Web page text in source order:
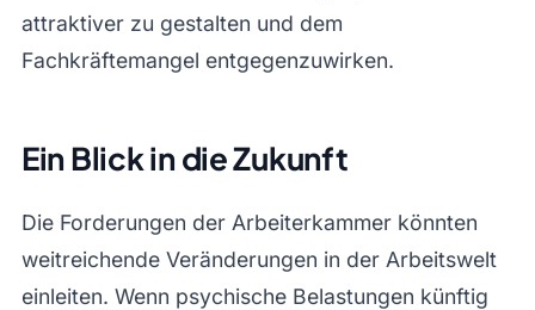
attraktiver zu gestalten und dem
Fachkräftemangel entgegenzuwirken.
Ein Blick in die Zukunft
Die Forderungen der Arbeiterkammer könnten
weitreichende Veränderungen in der Arbeitswelt
einleiten. Wenn psychische Belastungen künftig